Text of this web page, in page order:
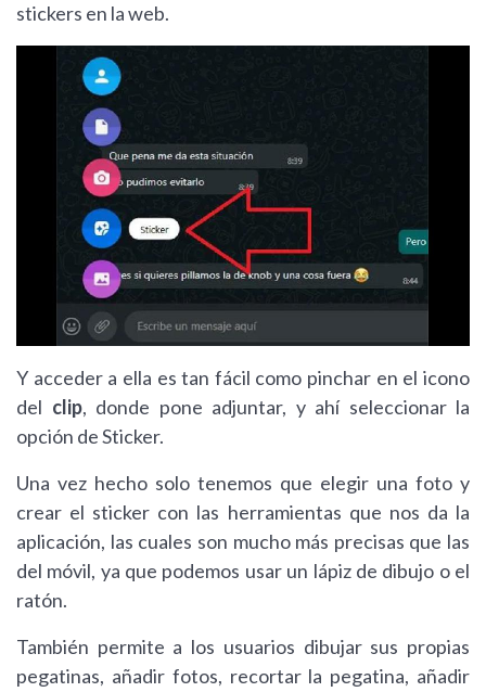
stickers en la web.
Y acceder a ella es tan fácil como pinchar en el icono
del clip, donde pone adjuntar, y ahí seleccionar la
opción de Sticker.
Una vez hecho solo tenemos que elegir una foto y
crear el sticker con las herramientas que nos da la
aplicación, las cuales son mucho más precisas que las
del móvil, ya que podemos usar un lápiz de dibujo o el
ratón.
También permite a los usuarios dibujar sus propias
pegatinas, añadir fotos, recortar la pegatina, añadir